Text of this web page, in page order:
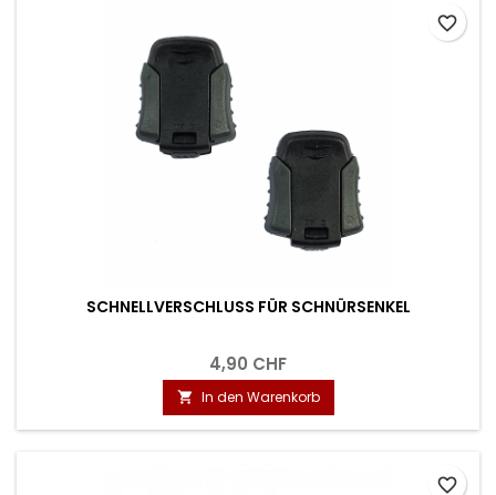
SCHNELLVERSCHLUSS FÜR SCHNÜRSENKEL
4,90 CHF
 In den Warenkorb
favorite_border
favorite_border